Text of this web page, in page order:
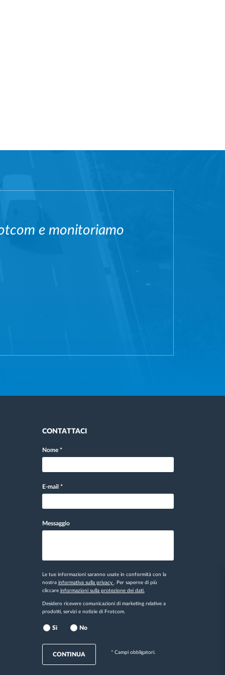
e monitoriamo
CONTATTACI
Nome *
E-mail *
Messaggio
Le tue informazioni saranno usate in conformità con la
nostra informativa sulla privacy . Per saperne di più
cliccare informazioni sulla protezione dei dati.
Desidero ricevere comunicazioni di marketing relative a
prodotti, servizi e notizie di Frotcom.
Sì No
CONTINUA * Campi obbligatori.